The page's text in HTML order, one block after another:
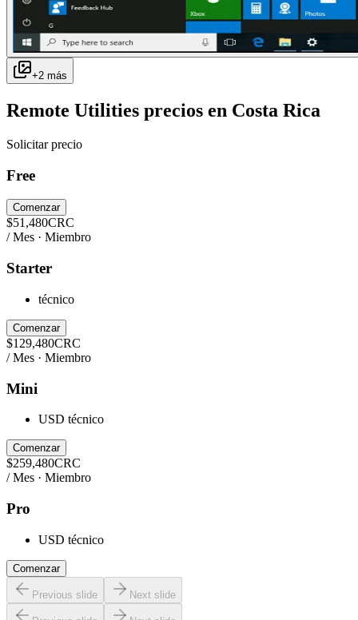
+2 más
Remote Utilities precios en Costa Rica
Solicitar precio
Free
Comenzar
$51,480CRC
/ Mes · Miembro
Starter
técnico
Comenzar
$129,480CRC
/ Mes · Miembro
Mini
USD técnico
Comenzar
$259,480CRC
/ Mes · Miembro
Pro
USD técnico
Comenzar
Previous slide Next slide